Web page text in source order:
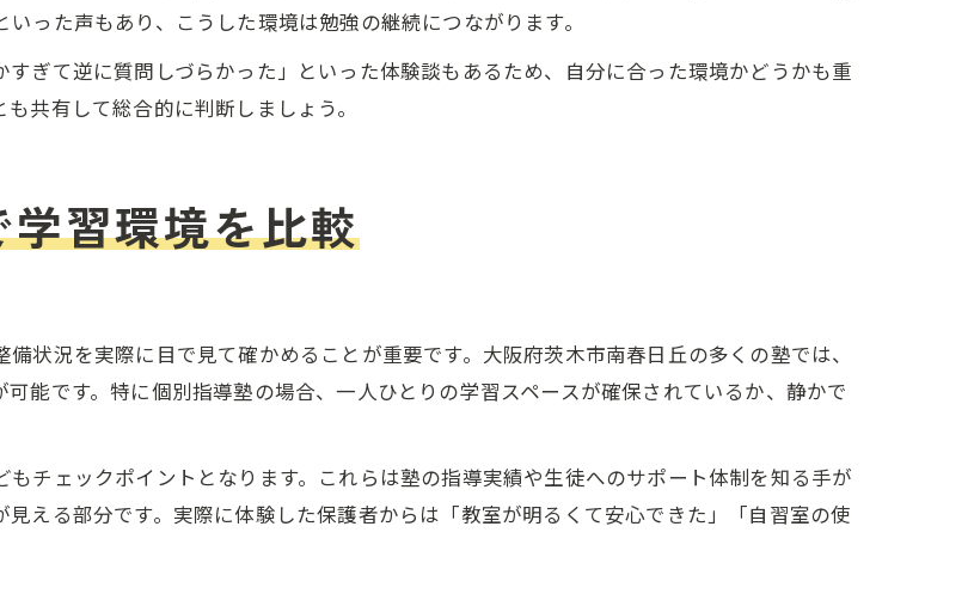
った声もあり、こうした環境は勉強の継続につながります。
ぎて逆に質問しづらかった」といった体験談もあるため、自分に合った環境かどうかも重
共有して総合的に判断しましょう。
習環境を比較
状況を実際に目で見て確かめることが重要です。大阪府茨木市南春日丘の多くの塾では、
能です。特に個別指導塾の場合、一人ひとりの学習スペースが確保されているか、静かで
チェックポイントとなります。これらは塾の指導実績や生徒へのサポート体制を知る手が
える部分です。実際に体験した保護者からは「教室が明るくて安心できた」「自習室の使